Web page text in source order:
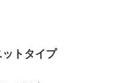
トタイプ